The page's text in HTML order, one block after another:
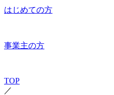
はじめての方
事業主の方
TOP
／